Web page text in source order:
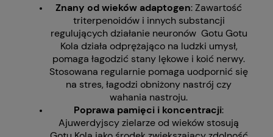
Znany od wieków adaptogen: Zawartość
triterpenoidów i innych substancji
regulujących działanie neuronów Gotu Gotu
Kola działa odprężająco na ludzki umysł,
pomaga łagodzić stany lękowe i koić nerwy.
Stosowana regularnie pomaga uodpornić się
na stres, łagodzi obniżony nastrój czy
wahania nastroju.
Poprawa pamięci i koncentracji:
Ajuwerdyjscy zielarze od wieków stosują